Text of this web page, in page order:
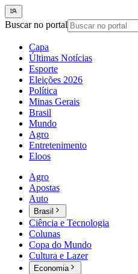
Buscar no portal
Capa
Últimas Notícias
Esporte
Eleições 2026
Política
Minas Gerais
Brasil
Mundo
Agro
Entretenimento
Eloos
Agro
Apostas
Auto
Brasil
Ciência e Tecnologia
Colunas
Copa do Mundo
Cultura e Lazer
Economia